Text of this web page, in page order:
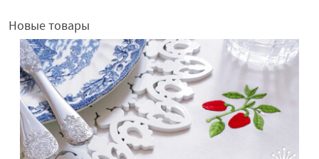
Новые товары